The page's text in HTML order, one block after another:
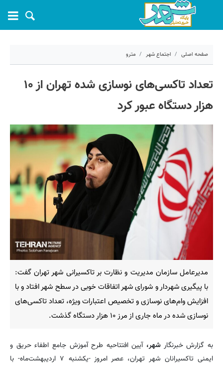
صفحه اصلی اجتماع شهر مترو
تعداد تاکسی‌های نوسازی شده تهران از ۱۰
هزار دستگاه عبور کرد
مدیرعامل سازمان مدیریت و نظارت بر تاکسیرانی شهر تهران گفت:
با پیگیری شهردار و شورای شهر اتفاقات خوبی در سطح شهر افتاد و با
افزایش وام‌های نوسازی و تخصیص اعتبارات ویژه، تعداد تاکسی‌های
نوسازی شده در ماه جاری از مرز ۱۰ هزار دستگاه گذشت.
به گزارش خبرنگار شهر،آیین افتتاحیه طرح آموزش جامع اطفاء حریق و
ایمنی تاکسیرانان شهر تهران، عصر امروز -یکشنبه ۷ اردیبهشت‌ماه- با